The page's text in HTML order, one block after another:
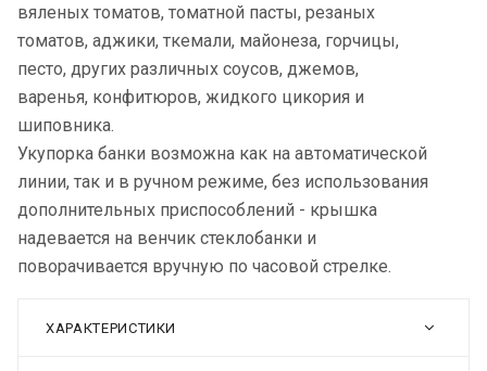
вяленых томатов, томатной пасты, резаных
томатов, аджики, ткемали, майонеза, горчицы,
песто, других различных соусов, джемов,
варенья, конфитюров, жидкого цикория и
шиповника.
Укупорка банки возможна как на автоматической
линии, так и в ручном режиме, без использования
дополнительных приспособлений - крышка
надевается на венчик стеклобанки и
поворачивается вручную по часовой стрелке.
ХАРАКТЕРИСТИКИ